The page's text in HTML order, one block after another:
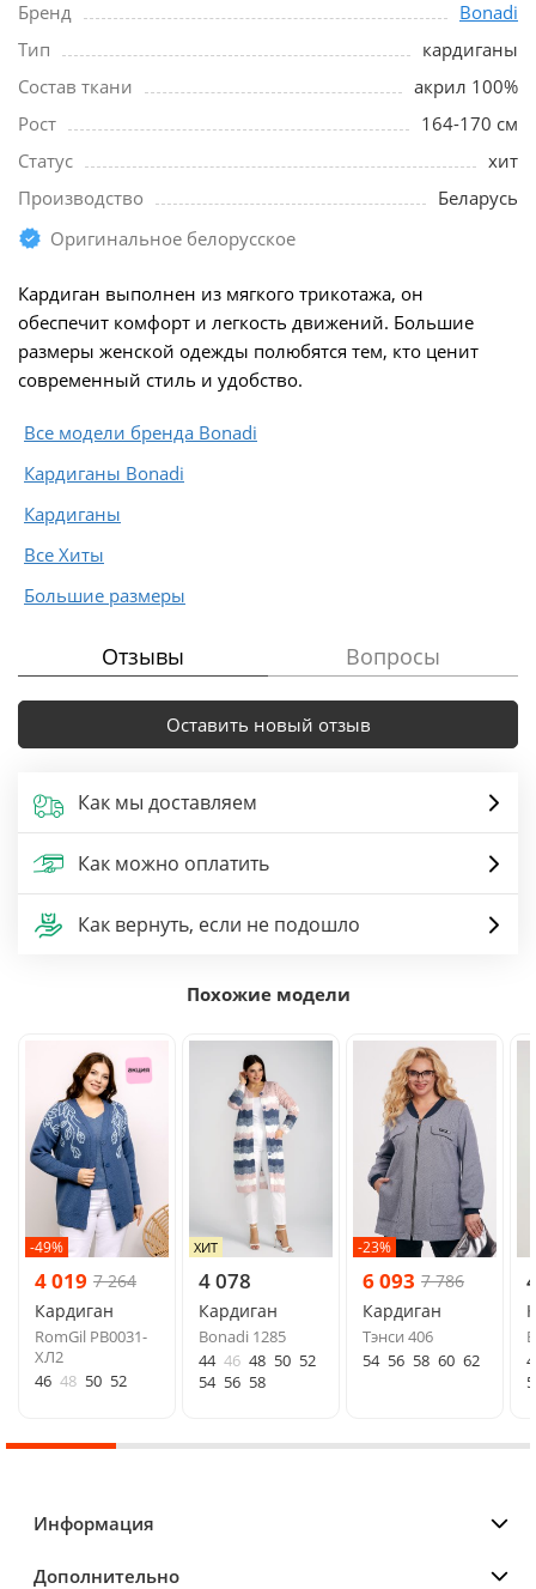
Бренд
Bonadi
Тип
кардиганы
Состав ткани
акрил 100%
Рост
164-170 см
Статус
хит
Производство
Беларусь
Оригинальное белорусское
Кардиган выполнен из мягкого трикотажа, он
обеспечит комфорт и легкость движений. Большие
размеры женской одежды полюбятся тем, кто ценит
современный стиль и удобство.
Все модели бренда Bonadi
Кардиганы Bonadi
Кардиганы
Все Хиты
Большие размеры
Отзывы Вопросы
Оставить новый отзыв
Как мы доставляем
Как можно оплатить
Как вернуть, если не подошло
Похожие модели
-49%
4 019 7 264
Кардиган
RomGil РВ0031-
ХЛ2
46 48 50 52
ХИТ
4 078
Кардиган
Bonadi 1285
44 46 48 50 52
54 56 58
-23%
6 093 7 786
Кардиган
Тэнси 406
54 56 58 60 62
Информация
Дополнительно